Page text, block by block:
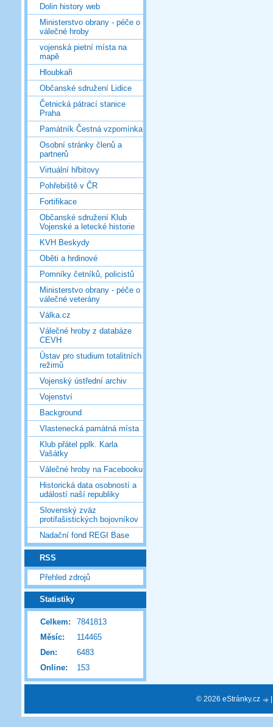
Dolin history web
Ministerstvo obrany - péče o
válečné hroby
vojenská pietní místa na
mapě
Hloubkaři
Občanské sdružení Lidice
Četnická pátrací stanice
Praha
Památník Čestná vzpomínka
Osobní stránky členů a
partnerů
Virtuální hřbitovy
Pohřebiště v ČR
Fortifikace
Občanské sdružení Klub
Vojenské a letecké historie
KVH Beskydy
Oběti a hrdinové
Pomníky četníků, policistů
Ministerstvo obrany - péče o
válečné veterány
Válka.cz
Válečné hroby z databáze
CEVH
Ústav pro studium totalitních
režimů
Vojenský ústřední archiv
Vojenství
Background
Vlastenecká památná místa
Klub přátel pplk. Karla
Vašátky
Válečné hroby na Facebooku
Historická data osobností a
událostí naší republiky
Slovenský zväz
protifašistických bojovníkov
Nadační fond REGI Base
RSS
Přehled zdrojů
Statistiky
Online: 153
Celkem:
7841813
Měsíc:
114465
Den:
6483
© 2026 eStránky.cz